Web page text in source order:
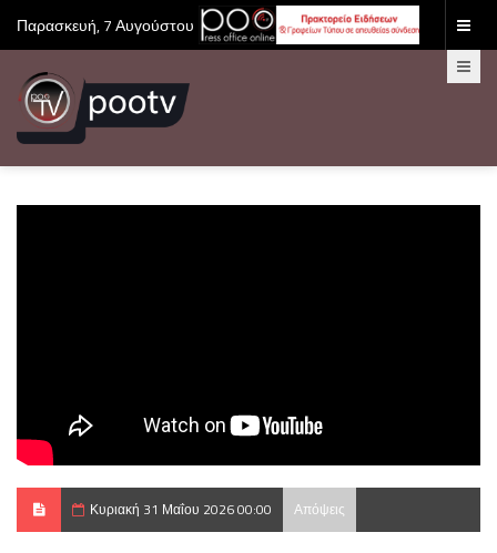
Παρασκευή, 7 Αυγούστου 2026
Κυριακή 31 Μαΐου 2026 00:00 Απόψεις